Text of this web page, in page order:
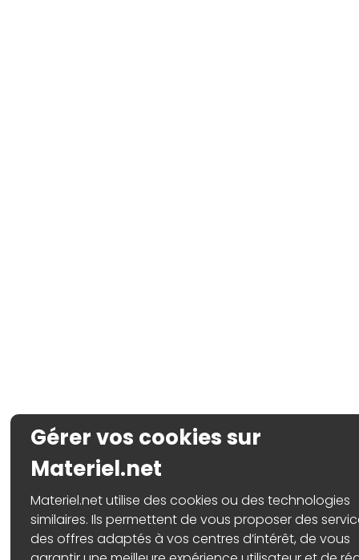
Gérer vos cookies sur
Materiel.net
Materiel.net utilise des cookies ou des technologies
similaires. Ils permettent de vous proposer des
des offres adaptés à vos centres d’intérêt, de vous